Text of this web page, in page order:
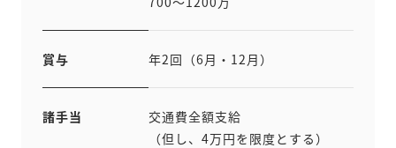
賞与 年2回（6月・12月）
諸手当
交通費全額支給
（但し、4万円を限度とする）